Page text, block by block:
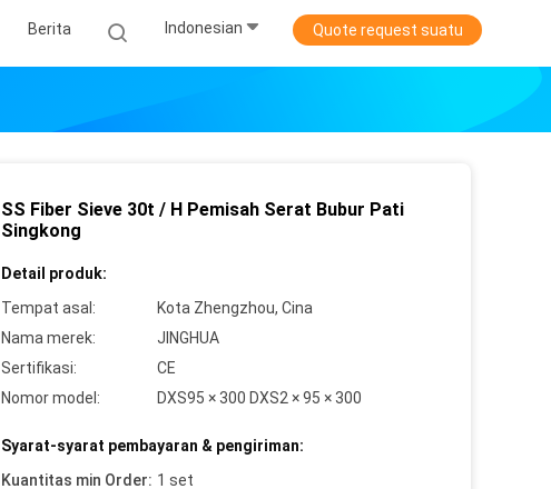
Berita Indonesian Quote request suatu
SS Fiber Sieve 30t / H Pemisah Serat Bubur Pati
Singkong
Detail produk:
Tempat asal:
Kota Zhengzhou, Cina
Nama merek:
JINGHUA
Sertifikasi:
CE
Nomor model:
DXS95 × 300 DXS2 × 95 × 300
Syarat-syarat pembayaran & pengiriman:
Kuantitas min Order: 1 set